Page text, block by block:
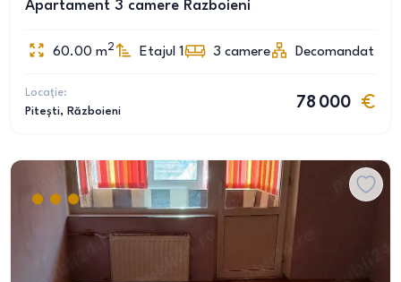
Apartament 3 camere Razboieni
60.00 m2 Etajul 1 3 camere Decomandat
Locație:
Pitești, Războieni
78 000